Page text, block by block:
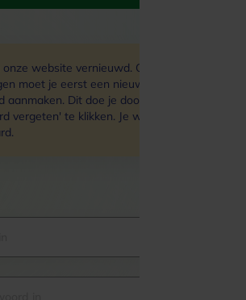
website vernieuwd. Om in te
moet je eerst een nieuw
aanmaken. Dit doe je door op de link
vergeten' te klikken. Je winkelmand